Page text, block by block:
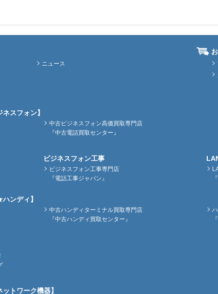
ニュース
スフォン】
中古ビジネスフォン高価買取専門店
『中古電話買取センター』
ビジネスフォン工事
ビジネスフォン工事専門店
『電話工事ジャパン』
ンディ】
中古ハンディターミナル買取専門店
『中古ハンディ買取センター』
トワーク機器】